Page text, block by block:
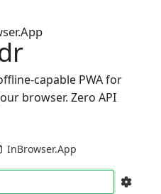
capable PWA for
browser. Zero API
InBrowser.App